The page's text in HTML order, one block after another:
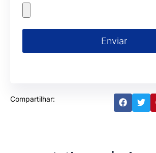
Enviar
Compartilhar: